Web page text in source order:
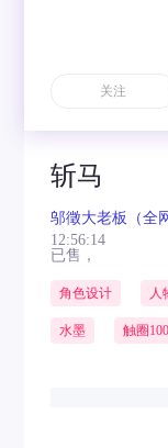
斩马
邬徵大老板（全
12:56:14
已售，
角色设计 人
水墨 触圈
关注